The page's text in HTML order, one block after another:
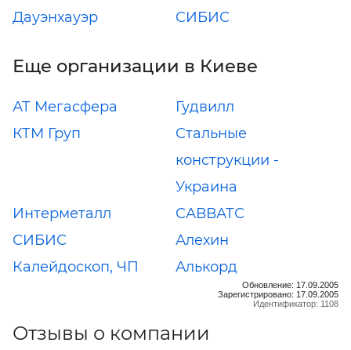
Дауэнхауэр
СИБИС
Еще организации в Киеве
АТ Мегасфера
Гудвилл
КТМ Груп
Стальные
конструкции -
Украина
Интерметалл
САВВАТС
СИБИС
Алехин
Калейдоскоп, ЧП
Алькорд
Обновление: 17.09.2005
Зарегистрировано: 17.09.2005
Идентификатор: 1108
Отзывы о компании